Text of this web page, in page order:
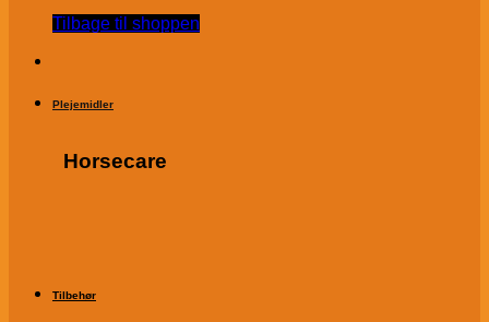
Tilbage til shoppen
Plejemidler
Horsecare
Tilbehør